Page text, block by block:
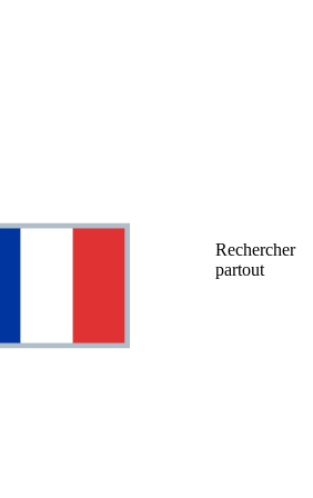
Rechercher
partout